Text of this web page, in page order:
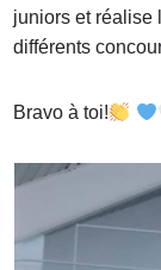
juniors et réalise
différents
Bravo à toi!